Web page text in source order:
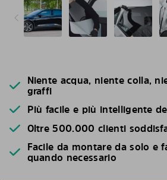
Niente acqua, niente colla,
graffi
Più facile e più intelligente
Oltre 500.000 clienti
Facile da montare da solo e
quando necessario